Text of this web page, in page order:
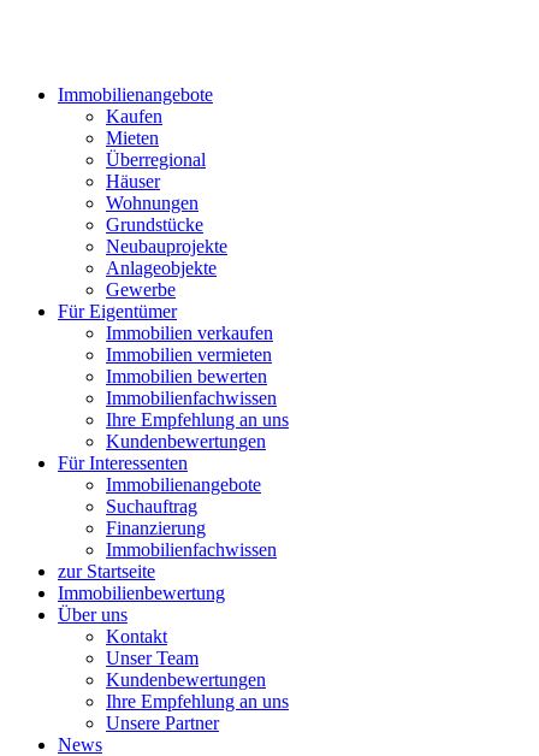
Immobilienangebote
Kaufen
Mieten
Überregional
Häuser
Wohnungen
Grundstücke
Neubauprojekte
Anlageobjekte
Gewerbe
Für Eigentümer
Immobilien verkaufen
Immobilien vermieten
Immobilien bewerten
Immobilienfachwissen
Ihre Empfehlung an uns
Kundenbewertungen
Für Interessenten
Immobilienangebote
Suchauftrag
Finanzierung
Immobilienfachwissen
zur Startseite
Immobilienbewertung
Über uns
Kontakt
Unser Team
Kundenbewertungen
Ihre Empfehlung an uns
Unsere Partner
News